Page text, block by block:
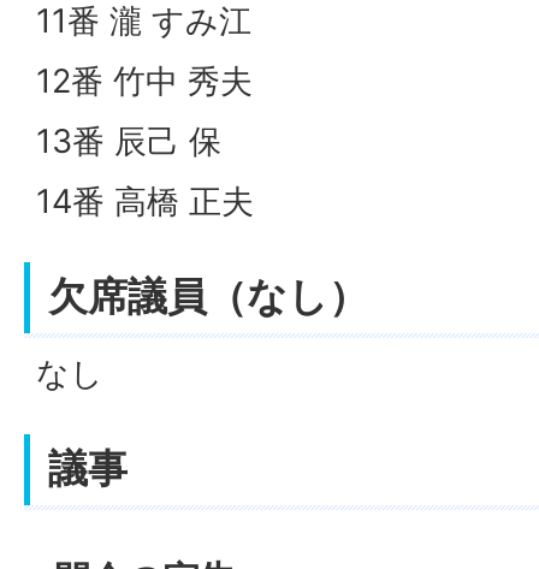
11番 瀧 すみ江
12番 竹中 秀夫
13番 辰己 保
14番 高橋 正夫
欠席議員（なし）
なし
議事